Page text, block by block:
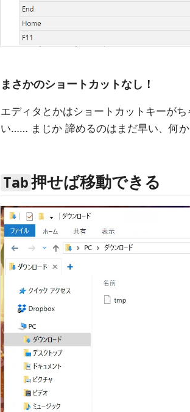
まさかのショートカットなし！
エディタとかはショートカットキーが
い…… まじか 諦めるのはまだ早い、何
Tab押せば移動できる